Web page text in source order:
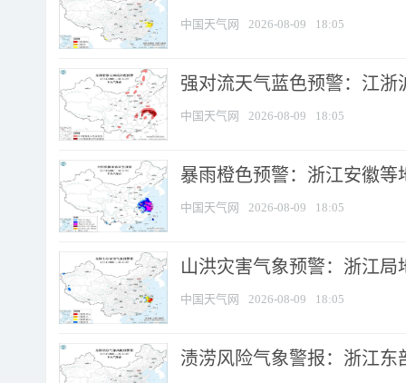
中国天气网 2026-08-09 18:05
强对流天气蓝色预警：江浙
中国天气网 2026-08-09 18:05
暴雨橙色预警：浙江安徽等
中国天气网 2026-08-09 18:05
山洪灾害气象预警：浙江
中国天气网 2026-08-09 18:05
渍涝风险气象警报：浙江